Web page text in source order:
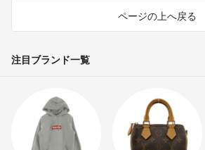
ページの上へ戻る
注目ブランド一覧